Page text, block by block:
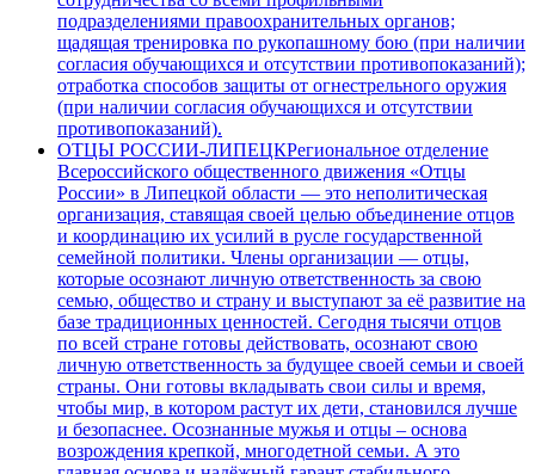
подразделениями правоохранительных органов;
щадящая тренировка по рукопашному бою (при наличии
согласия обучающихся и отсутствии противопоказаний);
отработка способов защиты от огнестрельного оружия
(при наличии согласия обучающихся и отсутствии
противопоказаний).
ОТЦЫ РОССИИ-ЛИПЕЦКРегиональное отделение
Всероссийского общественного движения «Отцы
России» в Липецкой области — это неполитическая
организация, ставящая своей целью объединение отцов
и координацию их усилий в русле государственной
семейной политики. Члены организации — отцы,
которые осознают личную ответственность за свою
семью, общество и страну и выступают за её развитие на
базе традиционных ценностей. Сегодня тысячи отцов
по всей стране готовы действовать, осознают свою
личную ответственность за будущее своей семьи и своей
страны. Они готовы вкладывать свои силы и время,
чтобы мир, в котором растут их дети, становился лучше
и безопаснее. Осознанные мужья и отцы – основа
возрождения крепкой, многодетной семьи. А это